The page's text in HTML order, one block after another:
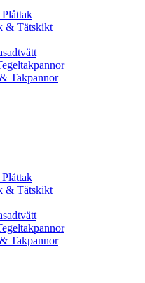
& Tätskikt
Takpannor
& Tätskikt
Takpannor